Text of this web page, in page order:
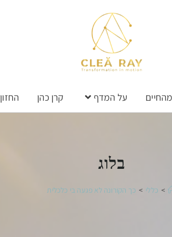
על המדף קרן כהן החזון
בלוג
> כללי > כך הקורונה לא פגעה בי כלכלית